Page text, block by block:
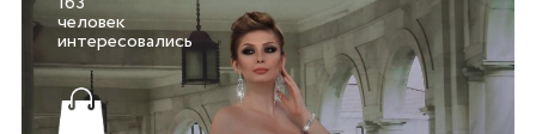
человек